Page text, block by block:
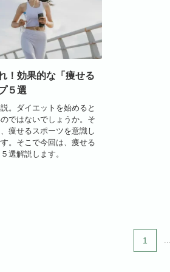
！効果的な「痩せる
５選
。ダイエットを始めると
ではないでしょうか。そ
痩せるスポーツを意識し
。そこで今回は、痩せる
選解説します。
1